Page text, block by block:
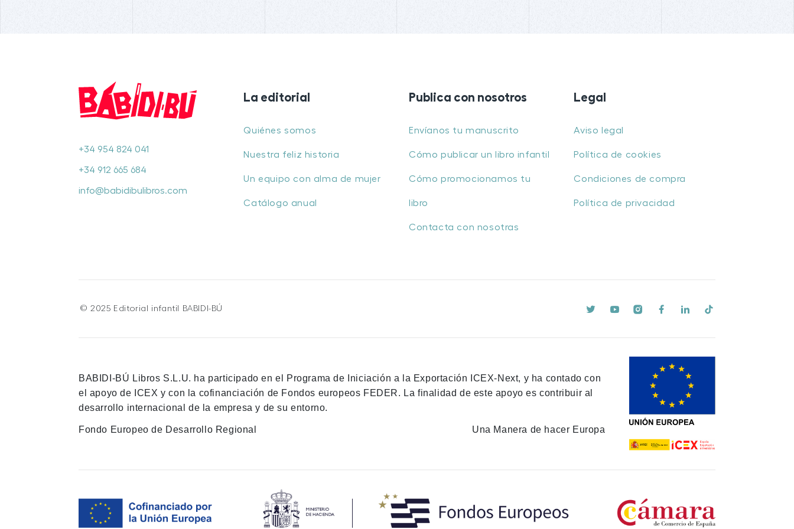
+34 954 824 041
+34 912 665 684
info@babidibulibros.com
La editorial
Quiénes somos
Nuestra feliz historia
Un equipo con alma de mujer
Catálogo anual
Publica con nosotros
Envíanos tu manuscrito
Cómo publicar un libro infantil
Cómo promocionamos tu
libro
Contacta con nosotras
Legal
Aviso legal
Política de cookies
Condiciones de compra
Política de privacidad
© 2025 Editorial infantil BABIDI-BÚ
BABIDI-BÚ Libros S.L.U. ha participado en el Programa de Iniciación a la Exportación ICEX-Next, y ha contado con
el apoyo de ICEX y con la cofinanciación de Fondos europeos FEDER. La finalidad de este apoyo es contribuir al
desarrollo internacional de la empresa y de su entorno.
Fondo Europeo de Desarrollo Regional Una Manera de hacer Europa